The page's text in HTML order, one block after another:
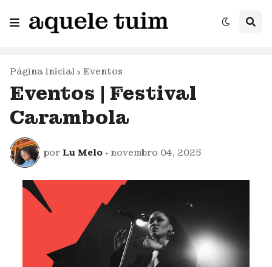
Página inicial Eventos
Eventos | Festival
Carambola
por Lu Melo • novembro 04, 2025